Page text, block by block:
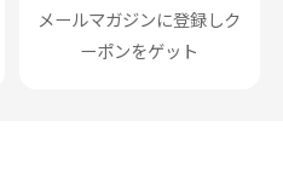
メールマガジンに登録しク
ーポンをゲット